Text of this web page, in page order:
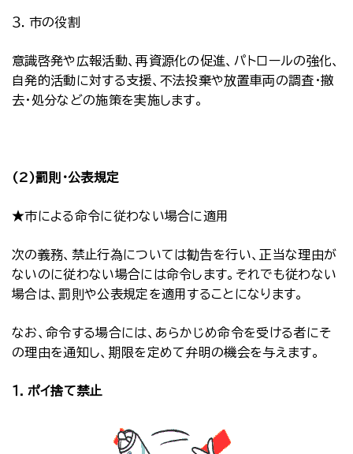
３．市の役割
意識啓発や広報活動、再資源化の促進、パトロールの強化、
自発的活動に対する支援、不法投棄や放置車両の調査・撤
去・処分などの施策を実施します。
(2)罰則・公表規定
★市による命令に従わない場合に適用
次の義務、禁止行為については勧告を行い、正当な理由が
ないのに従わない場合には命令します。それでも従わない
場合は、罰則や公表規定を適用することになります。
なお、命令する場合には、あらかじめ命令を受ける者にそ
の理由を通知し、期限を定めて弁明の機会を与えます。
１．ポイ捨て禁止